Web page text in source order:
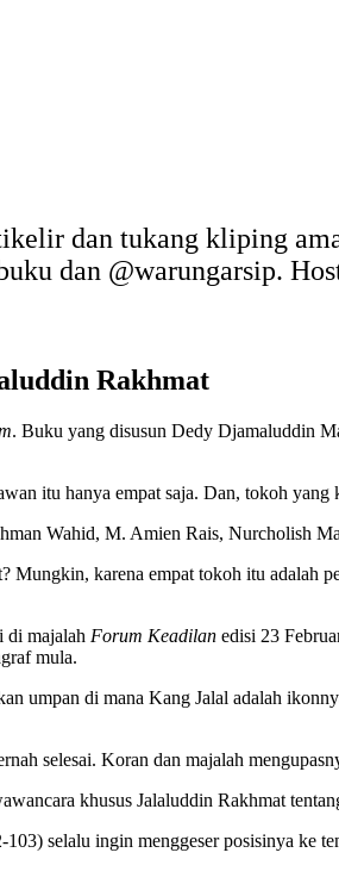
dan tukang kliping
dan @warungarsip.
Rakhmat
. Buku yang disusun Dedy Djamaluddin
itu hanya empat saja. Dan, tokoh
Wahid, M. Amien Rais, Nurcholish
Mungkin, karena empat tokoh itu adalah
di majalah Forum Keadilan edisi 23
mula.
umpan di mana Kang Jalal adalah
selesai. Koran dan majalah
khusus Jalaluddin Rakhmat
selalu ingin menggeser posisinya